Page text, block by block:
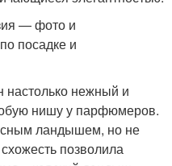
нежный и
нишу у парфюмеров.
ландышем, но не
позволила